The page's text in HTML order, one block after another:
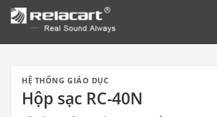
Chuyển
đến
nội
HỆ THỐNG GIÁO DỤC
Hộp sạc RC-40N